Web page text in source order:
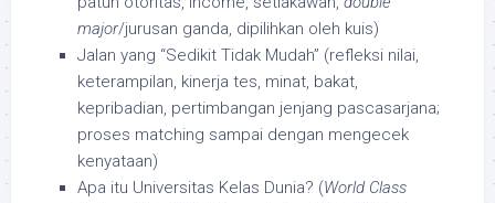
major/jurusan ganda, dipilihkan oleh kuis)
Jalan yang “Sedikit Tidak Mudah” (refleksi nilai,
keterampilan, kinerja tes, minat, bakat,
kepribadian, pertimbangan jenjang pascasarjana;
proses matching sampai dengan mengecek
kenyataan)
Apa itu Universitas Kelas Dunia? (World Class